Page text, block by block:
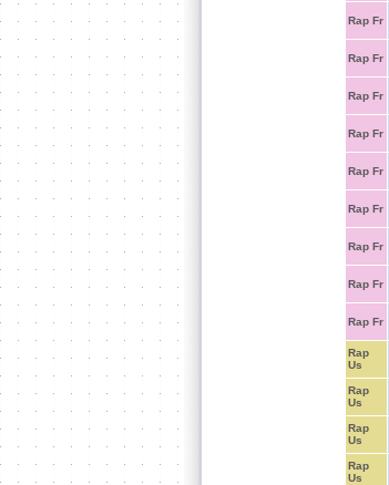
Rap Fr
Rap Fr
Rap Fr
Rap Fr
Rap Fr
Rap Fr
Rap Fr
Rap Fr
Rap Fr
Rap
Us
Rap
Us
Rap
Us
Rap
Us